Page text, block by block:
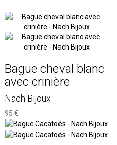
Bague cheval blanc
avec crinière
Nach Bijoux
95 €